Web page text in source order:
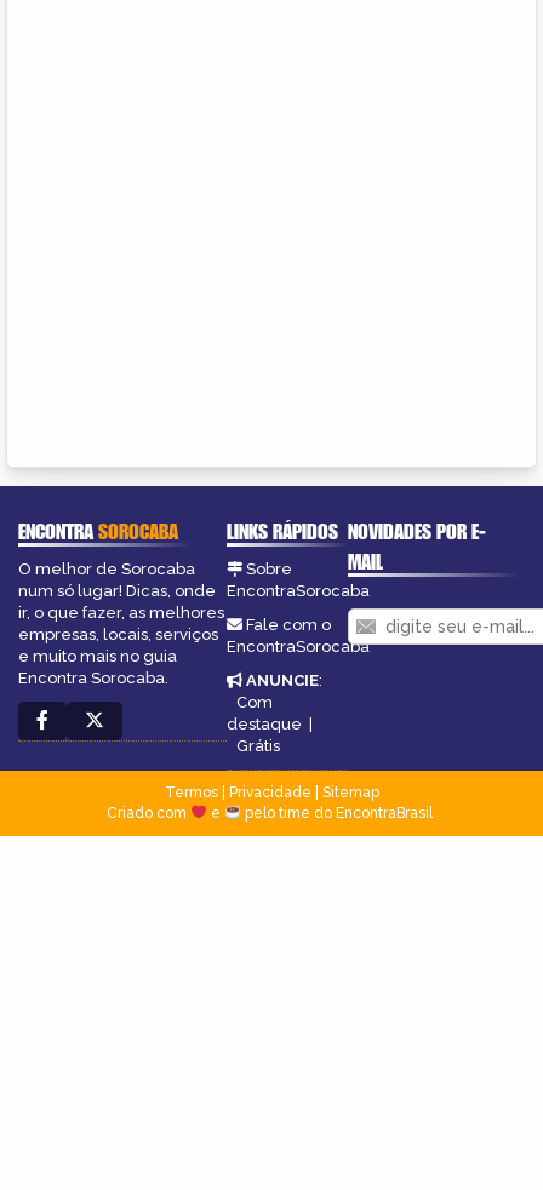
ENCONTRASOROCABA
O melhor de Sorocaba
num só lugar! Dicas, onde
ir, o que fazer, as melhores
empresas, locais, serviços
e muito mais no guia
Encontra Sorocaba.
LINKS RÁPIDOS
Sobre
EncontraSorocaba
Fale com o
EncontraSorocaba
ANUNCIE:
Com
destaque |
Grátis
NOVIDADES POR E-
MAIL
Termos| Privacidade
Sitemap
Criado com
e pelo time do EncontraBrasil